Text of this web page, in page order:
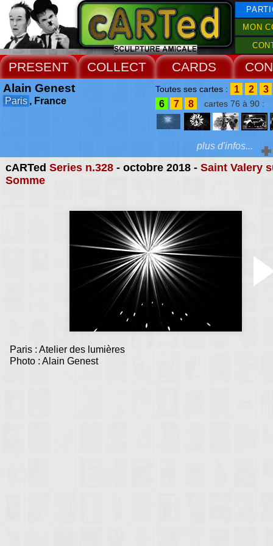
MON
PRESENT COLLECT CARDS
cARTed Series n.328- octobre 2018 - Saint Valery
Somme
Paris : Atelier des lumières
Photo : Alain Genest
Alain Genest
Paris , France
Toutes ses cartes : 1 2
3
6
7 8 cartes 76 à 90 :
Extras :
plus d'infos...